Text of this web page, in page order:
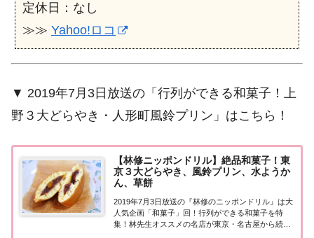
定休日：なし
≫≫ Yahoo!ロコ
▼ 2019年7月3日放送の「行列ができる和菓子！上
野３大どらやき・人形町風鈴プリン」はこちら！
【林修ニッポンドリル】絶品和菓子！東
京３大どらやき、風鈴プリン、水ようか
ん、草餅
2019年7月3日放送の『林修のニッポンドリル』は大
人気企画「和菓子」回！行列ができる和菓子を特
集！林先生オススメの名店が東京・名古屋から続々